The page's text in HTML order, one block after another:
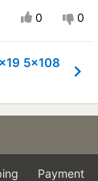
ценник
0 0
5x108
Payment